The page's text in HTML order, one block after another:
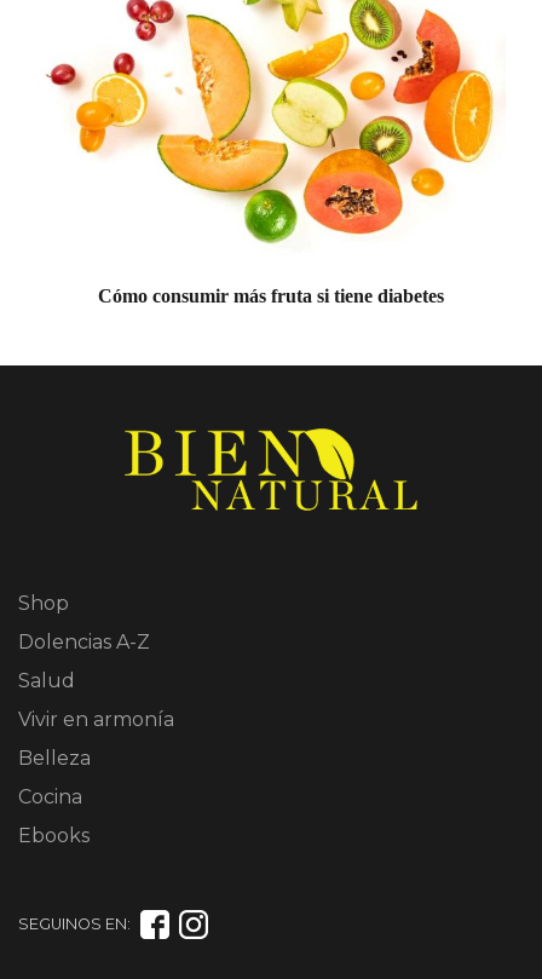
Cómo consumir más fruta si tiene diabetes
Shop
Dolencias A-Z
Salud
Vivir en armonía
Belleza
Cocina
Ebooks
SEGUINOS EN: